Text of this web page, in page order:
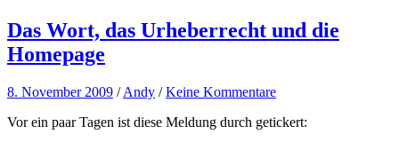
Das Wort, das Urheberrecht und die
Homepage
8. November 2009 /Andy /Keine Kommentare
Vor ein paar Tagen ist diese Meldung durch getickert: